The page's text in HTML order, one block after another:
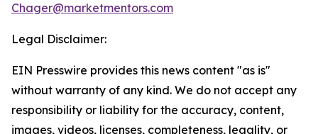
Chager@marketmentors.com
Legal Disclaimer:
EIN Presswire provides this news content "as is"
without warranty of any kind. We do not accept any
responsibility or liability for the accuracy, content,
images, videos, licenses, completeness, legality, or